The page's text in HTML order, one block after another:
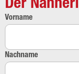
Der
Vorname
Nachname